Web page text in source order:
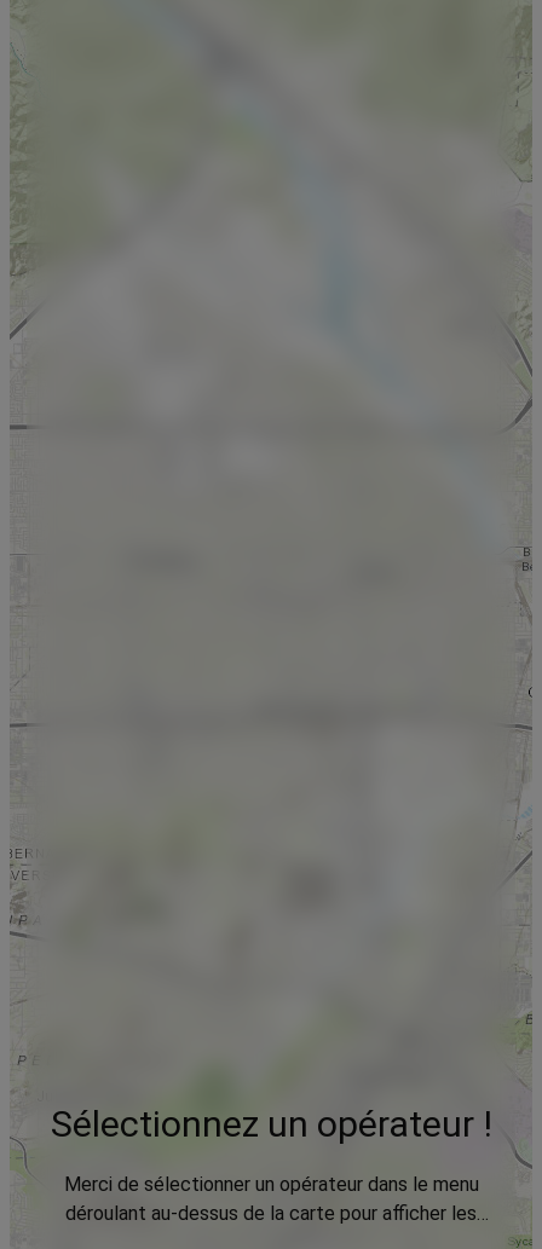
Sélectionnez un opérateur !
Merci de sélectionner un opérateur dans le menu
déroulant au-dessus de la carte pour afficher les